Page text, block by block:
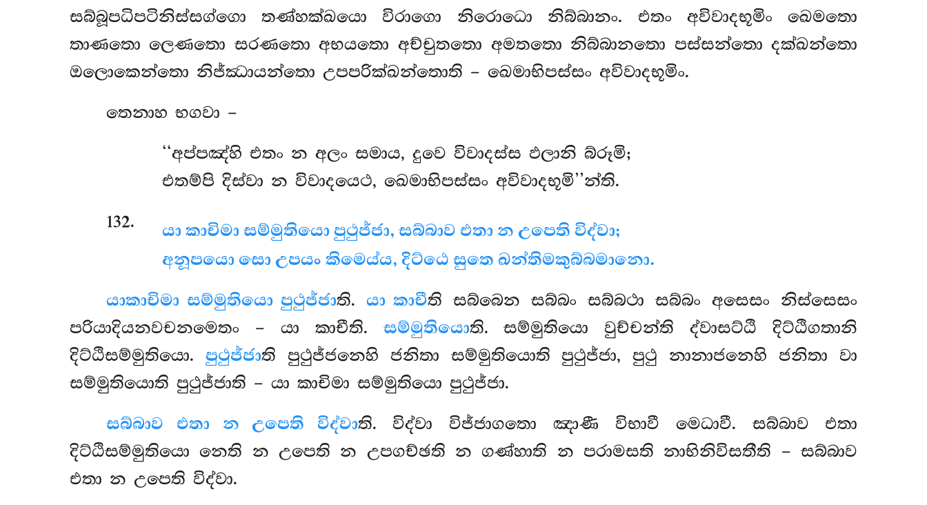
සබ්බූපධිපටිනිස්සග්ගො තණ්හක්ඛයො විරාගො නිරොධො නිබ්බානං. එතං අවිවාදභූමිං ඛෙමතො
තාණතො ලෙණතො සරණතො අභයතො අච්චුතතො අමතතො නිබ්බානතො පස්සන්තො දක්ඛන්තො
ඔලොකෙන්තො නිජ්ඣායන්තො උපපරික්ඛන්තොති – ඛෙමාභිපස්සං අවිවාදභූමිං.
තෙනාහ භගවා –
‘‘අප්පඤ්හි එතං න අලං සමාය, දුවෙ විවාදස්ස ඵලානි බ්රූමි;
එතම්පි දිස්වා න විවාදයෙථ, ඛෙමාභිපස්සං අවිවාදභූමි’’න්ති.
132.
යා කාචිමා සම්මුතියො පුථුජ්ජා, සබ්බාව එතා න උපෙති විද්වා;
අනූපයො සො උපයං කිමෙය්ය, දිට්ඨෙ සුතෙ ඛන්තිමකුබ්බමානො.
යාකාචිමා සම්මුතියො පුථුජ්ජාති.යා කාචීති සබ්බෙන සබ්බං සබ්බථා සබ්බං අසෙසං නිස්සෙසං
පරියාදියනවචනමෙතං – යා කාචීති. සම්මුතියොති. සම්මුතියො වුච්චන්ති ද්වාසට්ඨි දිට්ඨිගතානි
දිට්ඨිසම්මුතියො. පුථුජ්ජාති පුථුජ්ජනෙහි ජනිතා සම්මුතියොති පුථුජ්ජා, පුථු නානාජනෙහි ජනිතා වා
සම්මුතියොති පුථුජ්ජාති – යා කාචිමා සම්මුතියො පුථුජ්ජා.
සබ්බාව එතා න උපෙති විද්වාති. විද්වා විජ්ජාගතො ඤාණී විභාවී මෙධාවී. සබ්බාව එතා
දිට්ඨිසම්මුතියො නෙති න උපෙති න උපගච්ඡති න ගණ්හාති න පරාමසති නාභිනිවිසතීති – සබ්බාව
එතා න උපෙති විද්වා.